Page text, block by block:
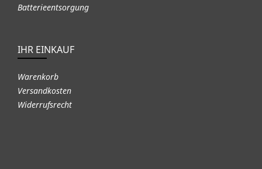
Batterieentsorgung
IHR EINKAUF
Warenkorb
Versandkosten
Widerrufsrecht